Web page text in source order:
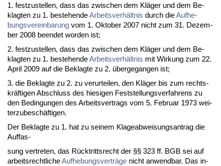
1. fest­zu­stel­len, dass das zwi­schen dem Kläger und dem Be­
klag­ten zu 1. be­ste­hen­deAr­beits­verhält­nis durch dieAuf­he­
bungs­ver­ein­ba­rung vom 1. Ok­to­ber 2007 nicht zum 31. De­zem­
ber 2008 be­en­det wor­den ist;
2. fest­zu­stel­len, dass das zwi­schen dem Kläger und dem Be­
klag­ten zu 1. be­ste­hen­deAr­beits­verhält­nis mit Wir­kung zum 22.
April 2009 auf die Be­klag­te zu 2. über­ge­gan­gen ist;
3. die Be­klag­te zu 2. zu ver­ur­tei­len, den Kläger bis zum rechts­
kräfti­gen Ab­schluss des hie­si­gen Fest­stel­lungs­ver­fah­rens zu
den Be­din­gun­gen des Ar­beits­ver­trags vom 5. Fe­bru­ar 1973 wei­
ter­zu­beschäfti­gen.
Der Be­klag­te zu 1. hat zu sei­nem Kla­ge­ab­wei­sungs­an­trag die
Auf­fas-
sung ver­tre­ten, das Rück­tritts­recht der §§ 323 ff. BGB sei auf
ar­beits­recht­li­cheAuf­he­bungs­verträge nicht an­wend­bar. Das in­